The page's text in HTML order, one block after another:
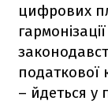
цифрових
податкової
– йдеться у